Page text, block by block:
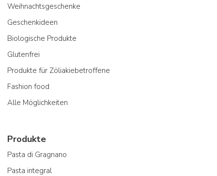
Weihnachtsgeschenke
Geschenkideen
Biologische Produkte
Glutenfrei
Produkte für Zöliakiebetroffene
Fashion food
Alle Möglichkeiten
Produkte
Pasta di Gragnano
Pasta integral